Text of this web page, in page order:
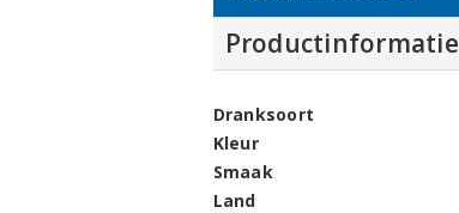
Productinformatie
Dranksoort
Kleur
Smaak
Land